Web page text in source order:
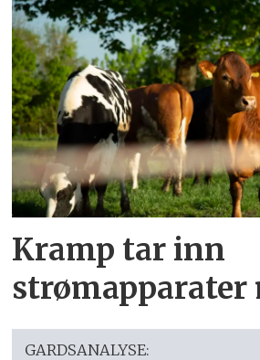
Kramp tar inn
strømapparater
GARDSANALYSE: